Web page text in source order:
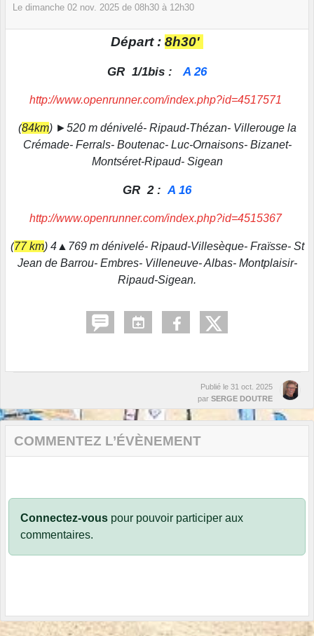
Le dimanche 02 nov. 2025 de 08h30 à 12h30
Départ : 8h30'
GR 1/1bis :A 26
http://www.openrunner.com/index.php?id=4517571
(84km) ►520 m dénivelé- Ripaud-Thézan- Villerouge la
Crémade- Ferrals- Boutenac- Luc-Ornaisons- Bizanet-
Montséret-Ripaud- Sigean
GR 2 :A 16
http://www.openrunner.com/index.php?id=4515367
(77 km) 4▲769 m dénivelé- Ripaud-Villesèque- Fraïsse- St
Jean de Barrou- Embres- Villeneuve- Albas- Montplaisir-
Ripaud-Sigean.
Publié le 31 oct. 2025
par SERGE DOUTRE
COMMENTEZ L’ÉVÈNEMENT
Connectez-vous pour pouvoir participer aux
commentaires.